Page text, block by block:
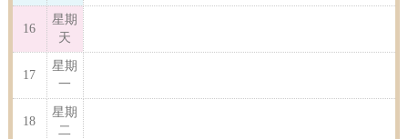
16
星期
天
17
星期
一
18
星期
二